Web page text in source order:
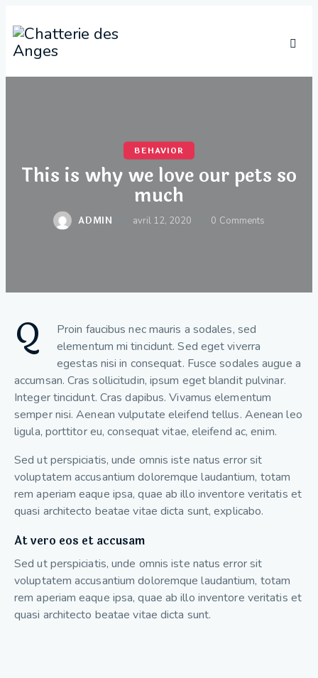
BEHAVIOR
This is why we love our pets so
much
ADMIN avril 12, 2020 0 Comments
Q
Proin faucibus nec mauris a sodales, sed
elementum mi tincidunt. Sed eget viverra
egestas nisi in consequat. Fusce sodales augue a
accumsan. Cras sollicitudin, ipsum eget blandit pulvinar.
Integer tincidunt. Cras dapibus. Vivamus elementum
semper nisi. Aenean vulputate eleifend tellus. Aenean leo
ligula, porttitor eu, consequat vitae, eleifend ac, enim.
Sed ut perspiciatis, unde omnis iste natus error sit
voluptatem accusantium doloremque laudantium, totam
rem aperiam eaque ipsa, quae ab illo inventore veritatis et
quasi architecto beatae vitae dicta sunt, explicabo.
At vero eos et accusam
Sed ut perspiciatis, unde omnis iste natus error sit
voluptatem accusantium doloremque laudantium, totam
rem aperiam eaque ipsa, quae ab illo inventore veritatis et
quasi architecto beatae vitae dicta sunt.